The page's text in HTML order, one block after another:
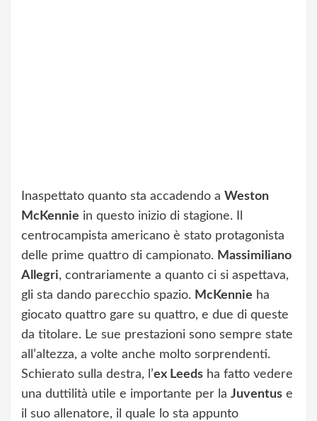
Inaspettato quanto sta accadendo a Weston
McKennie in questo inizio di stagione. Il
centrocampista americano è stato protagonista
delle prime quattro di campionato. Massimiliano
Allegri, contrariamente a quanto ci si aspettava,
gli sta dando parecchio spazio. McKennie ha
giocato quattro gare su quattro, e due di queste
da titolare. Le sue prestazioni sono sempre state
all’altezza, a volte anche molto sorprendenti.
Schierato sulla destra, l’ex Leeds ha fatto vedere
una duttilità utile e importante per la Juventus e
il suo allenatore, il quale lo sta appunto